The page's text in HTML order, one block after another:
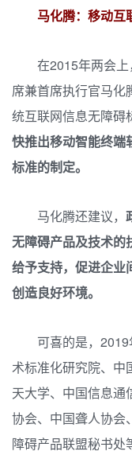
马化腾：移动互
在2015年两会
席兼首席执行官马化
统互联网信息无障碍
快推出移动智能终端
标准的制定。
马化腾还建议，
无障碍产品及技术的
给予支持，促进企业
创造良好环境。
可喜的是，
术标准化研究院、中
天大学、中国信息通
协会、中国聋人协会
障碍产品联盟秘书处